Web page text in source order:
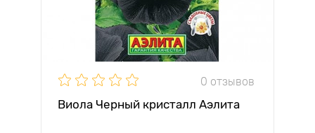
0 отзывов
Виола Черный кристалл Аэлита